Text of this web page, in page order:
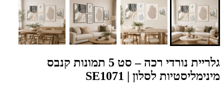
גלריית נורדי רכה – סט 5 תמונות קנבס
מינימליסטיות לסלון | SE1071